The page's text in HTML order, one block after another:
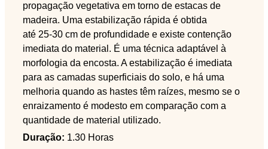
propagação vegetativa em torno de estacas de
madeira. Uma estabilização rápida é obtida
até 25-30 cm de profundidade e existe contenção
imediata do material. É uma técnica adaptável à
morfologia da encosta. A estabilização é imediata
para as camadas superficiais do solo, e há uma
melhoria quando as hastes têm raízes, mesmo se o
enraizamento é modesto em comparação com a
quantidade de material utilizado.
Duração: 1.30 Horas